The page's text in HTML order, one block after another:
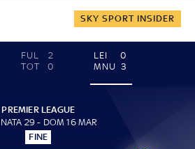
SKY SPORT INSIDER
FUL
2
TOT
0
LEI
0
MNU 3
PREMIER LEAGUE
29 - DOM 16 MAR
FINE